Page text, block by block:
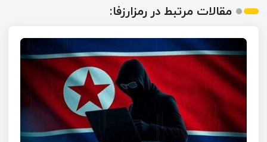
مقالات مرتبط در رمزارزفا: